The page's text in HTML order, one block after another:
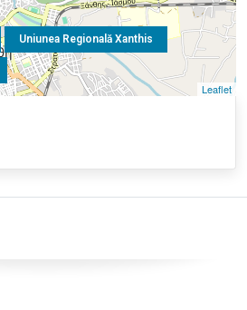
Uniunea Regională Xanthis
Leaflet